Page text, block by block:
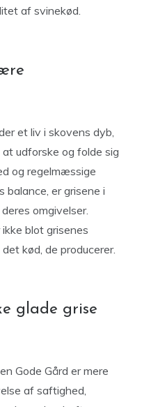
af svinekød.
et liv i skovens dyb,
udforske og folde sig
og regelmæssige
er grisene i
omgivelser.
blot grisenes
kød, de producerer.
glade grise
Gode Gård er mere
af saftighed,